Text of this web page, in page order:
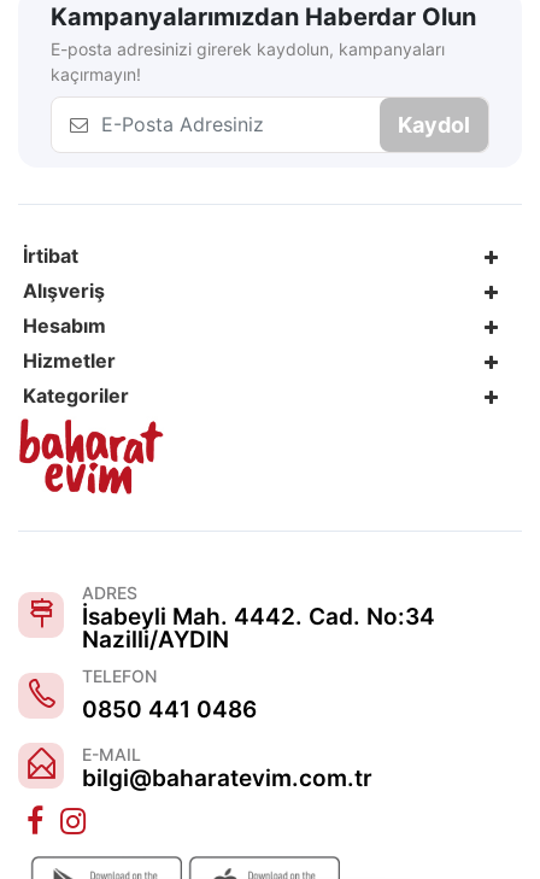
Kampanyalarımızdan Haberdar Olun
E-posta adresinizi girerek kaydolun, kampanyaları
kaçırmayın!
Kaydol
İrtibat
Alışveriş
Hesabım
Hizmetler
Kategoriler
ADRES
İsabeyli Mah. 4442. Cad. No:34
Nazilli/AYDIN
TELEFON
0850 441 0486
E-MAIL
bilgi@baharatevim.com.tr